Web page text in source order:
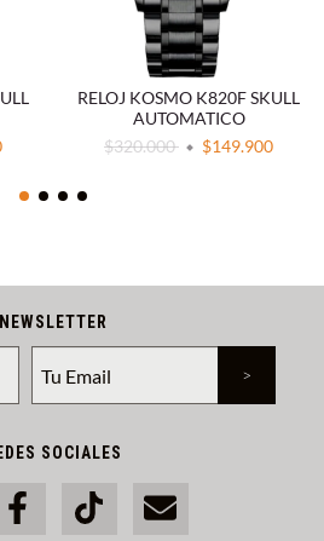
RELOJ KOSMO K820F SKULL
AUTOMATICO
$320.000
$149.900
NEWSLETTER
SOCIALES